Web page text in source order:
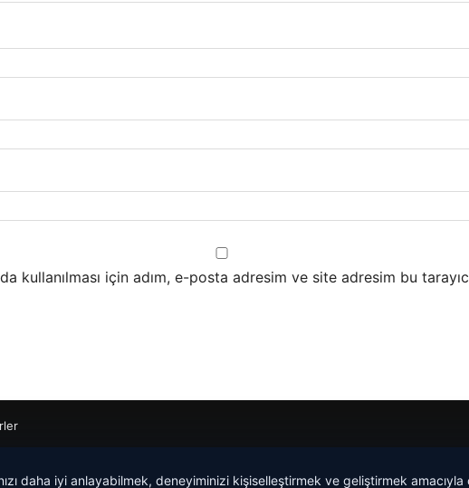
kullanılması için adım, e-posta adresim ve site adresim bu
daha iyi anlayabilmek, deneyiminizi kişiselleştirmek ve geliştirmek